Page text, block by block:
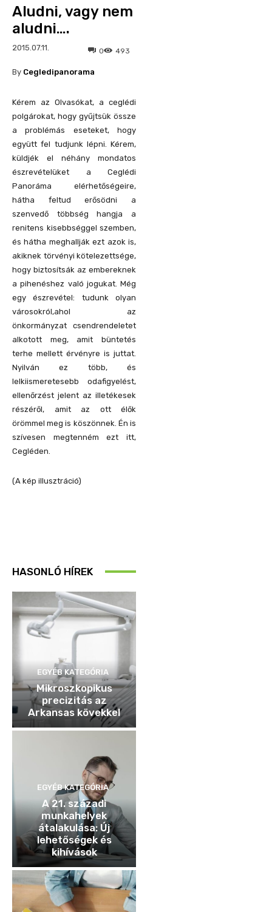
Aludni, vagy nem
aludni….
2015.07.11. 493
0
By Cegledipanorama
Kérem az Olvasókat, a ceglédi
polgárokat, hogy gyűjtsük össze
a problémás eseteket, hogy
együtt fel tudjunk lépni. Kérem,
küldjék el néhány mondatos
észrevételüket a Ceglédi
Panoráma elérhetőségeire,
hátha feltud erősödni a
szenvedő többség hangja a
renitens kisebbséggel szemben,
és hátha meghallják ezt azok is,
akiknek törvényi kötelezettsége,
hogy biztosítsák az embereknek
a pihenéshez való jogukat. Még
egy észrevétel: tudunk olyan
városokról,ahol az
önkormányzat csendrendeletet
alkotott meg, amit büntetés
terhe mellett érvényre is juttat.
Nyilván ez több, és
lelkiismeretesebb odafigyelést,
ellenőrzést jelent az illetékesek
részéről, amit az ott élők
örömmel meg is köszönnek. Én is
szívesen megtenném ezt itt,
Cegléden.
(A kép illusztráció)
HASONLÓ HÍREK
EGYÉB KATEGÓRIA
Mikroszkopikus
precizitás az
Arkansas kövekkel
EGYÉB KATEGÓRIA
A 21. századi
munkahelyek
átalakulása: Új
lehetőségek és
kihívások